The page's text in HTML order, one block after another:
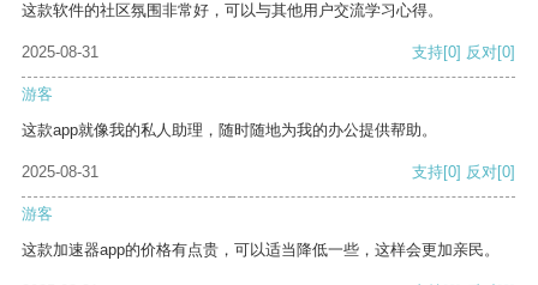
这款软件的社区氛围非常好，可以与其他用户交流学习心得。
2025-08-31 支持[0] 反对[0]
游客
这款app就像我的私人助理，随时随地为我的办公提供帮助。
2025-08-31 支持[0] 反对[0]
游客
这款加速器app的价格有点贵，可以适当降低一些，这样会更加亲民。